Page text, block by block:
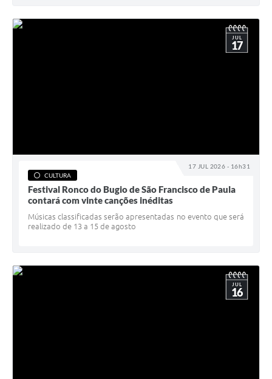
17 JUL 2026 - 16h31
JUL
17
CULTURA
Festival Ronco do Bugio de São Francisco de Paula
contará com vinte canções inéditas
Músicas classificadas serão apresentadas no evento que será
realizado de 13 a 15 de agosto
JUL
16